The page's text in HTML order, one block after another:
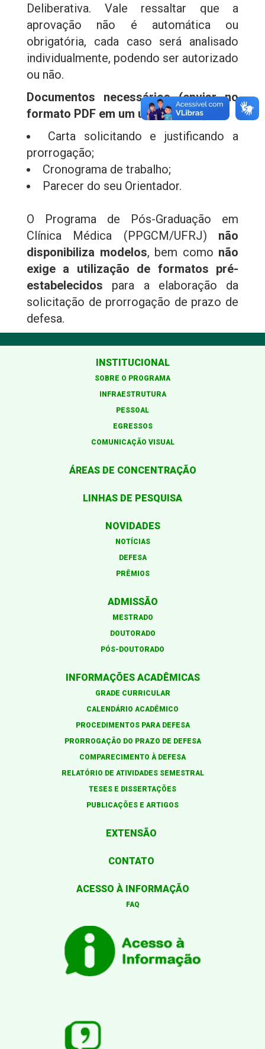
Deliberativa. Vale ressaltar que a
aprovação não é automática ou
obrigatória, cada caso será analisado
individualmente, podendo ser autorizado
ou não.
Documentos necessários (enviar no
formato PDF em um único e-mail):
Carta solicitando e justificando a
prorrogação;
Cronograma de trabalho;
Parecer do seu Orientador.
O Programa de Pós-Graduação em
Clínica Médica (PPGCM/UFRJ) não
disponibiliza modelos, bem como não
exige a utilização de formatos pré-
estabelecidos para a elaboração da
solicitação de prorrogação de prazo de
defesa.
INSTITUCIONAL
SOBRE O PROGRAMA
INFRAESTRUTURA
PESSOAL
EGRESSOS
COMUNICAÇÃO VISUAL
ÁREAS DE CONCENTRAÇÃO
LINHAS DE PESQUISA
NOVIDADES
NOTÍCIAS
DEFESA
PRÊMIOS
ADMISSÃO
MESTRADO
DOUTORADO
PÓS-DOUTORADO
INFORMAÇÕES ACADÊMICAS
GRADE CURRICULAR
CALENDÁRIO ACADÊMICO
PROCEDIMENTOS PARA DEFESA
PRORROGAÇÃO DO PRAZO DE DEFESA
COMPARECIMENTO À DEFESA
RELATÓRIO DE ATIVIDADES SEMESTRAL
TESES E DISSERTAÇÕES
PUBLICAÇÕES E ARTIGOS
EXTENSÃO
CONTATO
ACESSO À INFORMAÇÃO
FAQ